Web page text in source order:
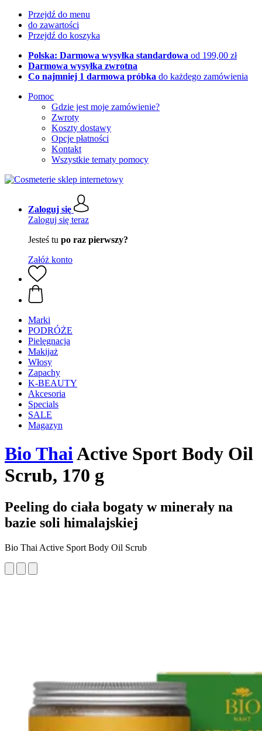
Przejdź do menu
do zawartości
Przejdź do koszyka
Polska: Darmowa wysyłka standardowa od 199,00 zł
Darmowa wysyłka zwrotna
Co najmniej 1 darmowa próbka do każdego zamówienia
Pomoc
Gdzie jest moje zamówienie?
Zwroty
Koszty dostawy
Opcje płatności
Kontakt
Wszystkie tematy pomocy
Zaloguj się
Zaloguj się teraz
Jesteś tu po raz pierwszy?
Załóż konto
Marki
PODRÓŻE
Pielęgnacja
Makijaż
Włosy
Zapachy
K-BEAUTY
Akcesoria
Specials
SALE
Magazyn
Bio ThaiActive Sport Body Oil
Scrub, 170 g
Peeling do ciała bogaty w minerały na
bazie soli himalajskiej
Bio Thai Active Sport Body Oil Scrub